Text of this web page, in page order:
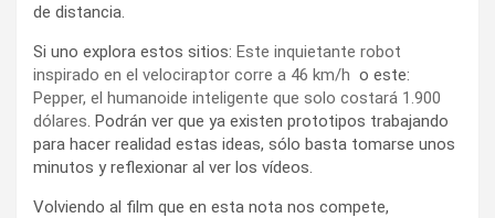
de distancia.
Si uno explora estos sitios: Este inquietante robot
inspirado en el velociraptor corre a 46 km/h o este:
Pepper, el humanoide inteligente que solo costará 1.900
dólares. Podrán ver que ya existen prototipos trabajando
para hacer realidad estas ideas, sólo basta tomarse unos
minutos y reflexionar al ver los vídeos.
Volviendo al film que en esta nota nos compete,